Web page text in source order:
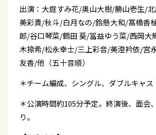
出演：大庭すみ花/奥山大樹/勝山壱生/
美彩貴/秋斗/白月なの/鈴懸大和/髙橋香
郎/谷口琴菜/鶴田 葵/冨益ゆう菜/西岡大
木捺希/松永幸士/三上彩音/美澄衿依/宮
友香/他（五十音順）
＊チーム編成、シングル、ダブルキャス
＊公演時間約105分予定。終演後、面会
り。